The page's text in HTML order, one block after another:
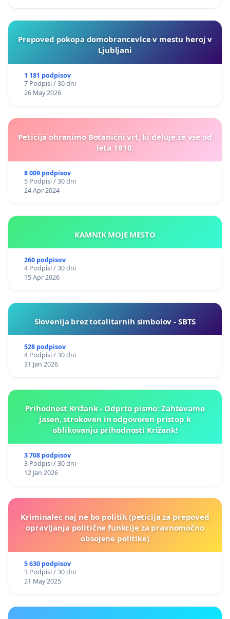
Prepoved pokopa domobrancevlce v mestu heroj v
Ljubljani
1 181 podpisov
7 Podpisi / 30 dni
26 May 2026
Peticija ohranimo Botanični vrt, ki deluje že vse od
leta 1810.
8 009 podpisov
5 Podpisi / 30 dni
24 Apr 2024
KAMNIK MOJE MESTO
260 podpisov
4 Podpisi / 30 dni
15 Apr 2026
Slovenija brez totalitarnih simbolov - SBTS
528 podpisov
4 Podpisi / 30 dni
31 Jan 2026
Prihodnost Križank - Odprto pismo: Zahtevamo
jasen, strokoven in odgovoren pristop k
oblikovanju prihodnosti Križank!
3 708 podpisov
3 Podpisi / 30 dni
12 Jan 2026
Kriminalec naj ne bo politik (peticija za prepoved
opravljanja politične funkcije za pravnomočno
obsojene politike)
5 630 podpisov
3 Podpisi / 30 dni
21 May 2025